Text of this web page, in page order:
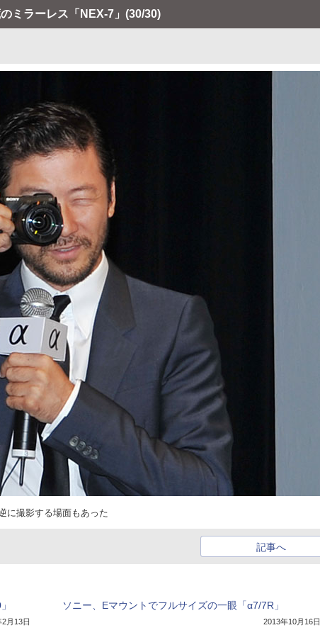
ミラーレス「NEX-7」 (30/30)
に撮影する場面もあった
記事へ
月13日
ソニー、Eマウントでフルサイズの一眼「α7/7R」
2013年10月16日